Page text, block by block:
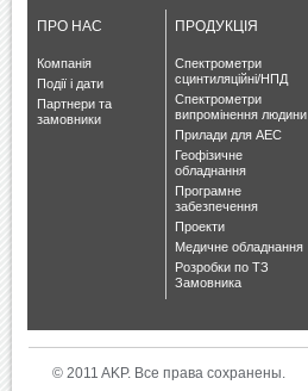
ПРО НАС ПРОДУКЦІЯ
Компанія
Події і дати
Партнери та
замовники
Спектрометри
сцинтиляційні/НПД
Спектрометри
випромінення людини
Прилади для АЕС
Геофізичне
обладнання
Програмне
забезпечення
Проекти
Медичне обладнання
Розробки по ТЗ
Замовника
© 2011 AKP. Все права сохранены.